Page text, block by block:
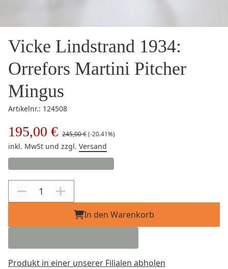
Vicke Lindstrand 1934:
Orrefors Martini Pitcher
Mingus
Artikelnr.: 124508
195,00 € 245,00 €(-20.41%)
inkl. MwSt und zzgl. Versand
In den Warenkorb
Produkt in einer unserer Filialen abholen